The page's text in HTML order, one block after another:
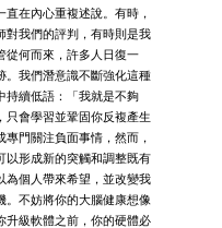
在內心重複述說。有時，
對我們的評判，有時則是我
從何而來，許多人日復一
。我們潛意識不斷強化這種
持續低語：「我就是不夠
只會學習並鞏固你反複產生
門關注負面事情，然而，
以形成新的突觸和調整既有
為個人帶來希望，並改變我
。不妨將你的大腦健康想像
升級軟體之前，你的硬體必